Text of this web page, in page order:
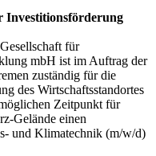
Investitionsförderung
für
mbH ist im Auftrag der
zuständig für die
des Wirtschaftsstandortes
Zeitpunkt für
Gelände einen
und Klimatechnik (m/w/d)